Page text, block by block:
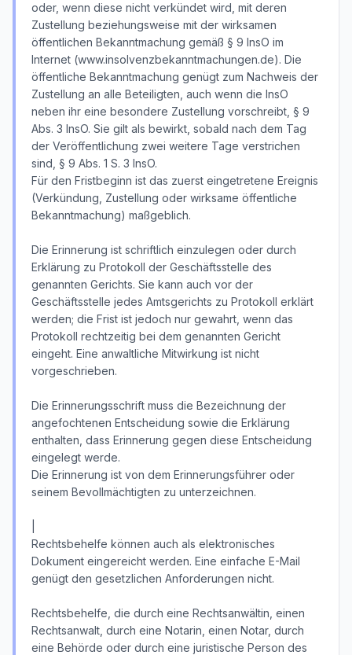
oder, wenn diese nicht verkündet wird, mit deren
Zustellung beziehungsweise mit der wirksamen
öffentlichen Bekanntmachung gemäß § 9 InsO im
Internet (www.insolvenzbekanntmachungen.de). Die
öffentliche Bekanntmachung genügt zum Nachweis der
Zustellung an alle Beteiligten, auch wenn die InsO
neben ihr eine besondere Zustellung vorschreibt, § 9
Abs. 3 InsO. Sie gilt als bewirkt, sobald nach dem Tag
der Veröffentlichung zwei weitere Tage verstrichen
sind, § 9 Abs. 1 S. 3 InsO.
Für den Fristbeginn ist das zuerst eingetretene Ereignis
(Verkündung, Zustellung oder wirksame öffentliche
Bekanntmachung) maßgeblich.
Die Erinnerung ist schriftlich einzulegen oder durch
Erklärung zu Protokoll der Geschäftsstelle des
genannten Gerichts. Sie kann auch vor der
Geschäftsstelle jedes Amtsgerichts zu Protokoll erklärt
werden; die Frist ist jedoch nur gewahrt, wenn das
Protokoll rechtzeitig bei dem genannten Gericht
eingeht. Eine anwaltliche Mitwirkung ist nicht
vorgeschrieben.
Die Erinnerungsschrift muss die Bezeichnung der
angefochtenen Entscheidung sowie die Erklärung
enthalten, dass Erinnerung gegen diese Entscheidung
eingelegt werde.
Die Erinnerung ist von dem Erinnerungsführer oder
seinem Bevollmächtigten zu unterzeichnen.
Rechtsbehelfe können auch als elektronisches
Dokument eingereicht werden. Eine einfache E-Mail
genügt den gesetzlichen Anforderungen nicht.
Rechtsbehelfe, die durch eine Rechtsanwältin, einen
Rechtsanwalt, durch eine Notarin, einen Notar, durch
eine Behörde oder durch eine juristische Person des